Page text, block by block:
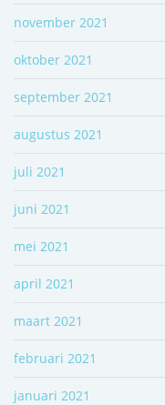
november 2021
oktober 2021
september 2021
augustus 2021
juli 2021
juni 2021
mei 2021
april 2021
maart 2021
februari 2021
januari 2021